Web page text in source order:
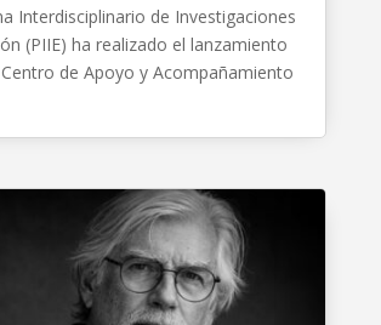
Interdisciplinario de Investigaciones
(PIIE) ha realizado el lanzamiento
de Apoyo y Acompañamiento